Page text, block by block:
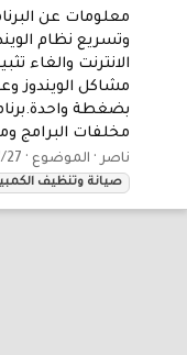
معلومات عن
وتسريع نظام
الانترنت والغاء
مشاكل الويندوز
مخلفات البرامج
ناصر الموضوع 27
صيانة وتنظيف